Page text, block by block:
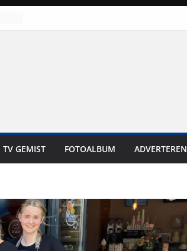
TV GEMIST FOTOALBUM ADVERTEREN